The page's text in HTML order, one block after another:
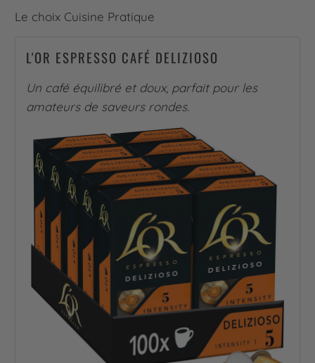
Le choix Cuisine Pratique
L'OR ESPRESSO CAFÉ DELIZIOSO
Un café équilibré et doux, parfait pour les
amateurs de saveurs rondes.